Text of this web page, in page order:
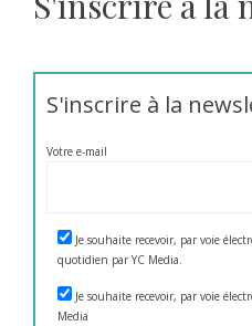
S'inscrire à la
Votre e-mail
Je souhaite recevoir, par voie
quotidien par YC Media.
Je souhaite recevoir, par voie
Media